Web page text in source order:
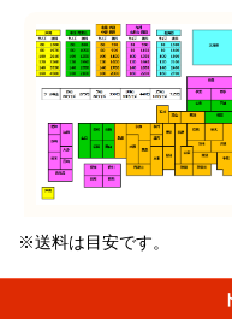
※送料は目安です。